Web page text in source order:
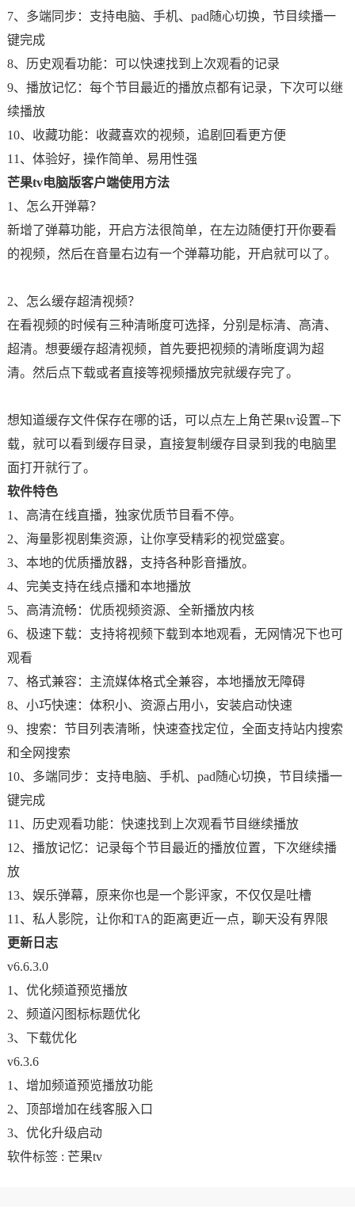
7、多端同步：支持电脑、手机、pad随心切换，节目续播一
键完成
8、历史观看功能：可以快速找到上次观看的记录
9、播放记忆：每个节目最近的播放点都有记录，下次可以继
续播放
10、收藏功能：收藏喜欢的视频，追剧回看更方便
11、体验好，操作简单、易用性强
芒果tv电脑版客户端使用方法
1、怎么开弹幕？
新增了弹幕功能，开启方法很简单，在左边随便打开你要看
的视频，然后在音量右边有一个弹幕功能，开启就可以了。
2、怎么缓存超清视频？
在看视频的时候有三种清晰度可选择，分别是标清、高清、
超清。想要缓存超清视频，首先要把视频的清晰度调为超
清。然后点下载或者直接等视频播放完就缓存完了。
想知道缓存文件保存在哪的话，可以点左上角芒果tv设置--下
载，就可以看到缓存目录，直接复制缓存目录到我的电脑里
面打开就行了。
软件特色
1、高清在线直播，独家优质节目看不停。
2、海量影视剧集资源，让你享受精彩的视觉盛宴。
3、本地的优质播放器，支持各种影音播放。
4、完美支持在线点播和本地播放
5、高清流畅：优质视频资源、全新播放内核
6、极速下载：支持将视频下载到本地观看，无网情况下也可
观看
7、格式兼容：主流媒体格式全兼容，本地播放无障碍
8、小巧快速：体积小、资源占用小，安装启动快速
9、搜索：节目列表清晰，快速查找定位，全面支持站内搜索
和全网搜索
10、多端同步：支持电脑、手机、pad随心切换，节目续播一
键完成
11、历史观看功能：快速找到上次观看节目继续播放
12、播放记忆：记录每个节目最近的播放位置，下次继续播
放
13、娱乐弹幕，原来你也是一个影评家，不仅仅是吐槽
11、私人影院，让你和TA的距离更近一点，聊天没有界限
更新日志
v6.6.3.0
1、优化频道预览播放
2、频道闪图标标题优化
3、下载优化
v6.3.6
1、增加频道预览播放功能
2、顶部增加在线客服入口
3、优化升级启动
软件标签 : 芒果tv